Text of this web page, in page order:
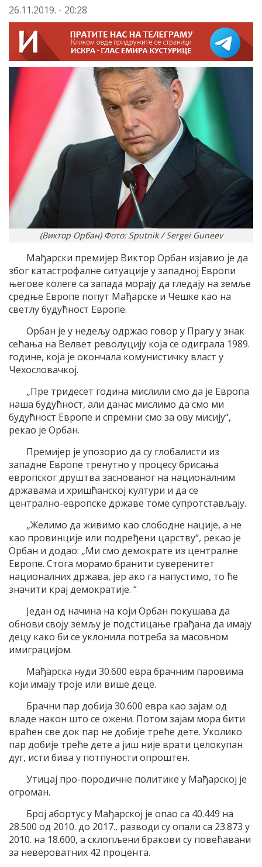
26.11.2019. - 20:28
(Виктор Орбан) Фото: Sputnik / Sergei Guneev
Мађарски премијер Виктор Орбан изјавио је да
због катастрофалне ситуације у западној Европи
његове колеге са запада морају да гледају на земље
средње Европе попут Мађарске и Чешке као на
светлу будућност Европе.
Орбан је у недељу одржао говор у Прагу у знак
сећања на Велвет револуцију која се одиграла 1989.
године, која је окончала комунистичку власт у
Чехословачкој.
„Пре тридесет година мислили смо да је Европа
наша будућност, али данас мислимо да смо ми
будућност Европе и спремни смо за ову мисију“,
рекао је Орбан.
Премијер је упозорио да су глобалисти из
западне Европе тренутно у процесу брисања
европског друштва заснованог на националним
државама и хришћанској култури и да се
централно-европске државе томе супротстављају.
„Желимо да живимо као слободне нације, а не
као провинције или подређени царству“, рекао је
Орбан и додао: „Ми смо демократе из централне
Европе. Стога морамо бранити суверенитет
националних држава, јер ако га напустимо, то ће
значити крај демократије. “
Један од начина на који Орбан покушава да
обнови своју земљу је подстицање грађана да имају
децу како би се уклонила потреба за масовном
имиграцијом.
Мађарска нуди 30.600 евра брачним паровима
који имају троје или више деце.
Брачни пар добија 30.600 евра као зајам од
владе након што се ожени. Потом зајам мора бити
враћен све док пар не добије треће дете. Уколико
пар добије треће дете а јиш није врати целокупан
дуг, исти бива у потпуности опроштен.
Утицај про-породичне политике у Мађарској је
огроман.
Број абортус у Мађарској је опао са 40.449 на
28.500 од 2010. до 2017., разводи су опали са 23.873 у
2010. на 18.600, а склопљени бракови су повећавани
за невероватних 42 процента.